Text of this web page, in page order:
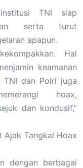
TNI siap
serta turut
apapun.
Hal
keamanan
TNI dan Polri juga
hoax,
dan kondusif,”
Ajak Tangkal Hoax
dengan berbagai